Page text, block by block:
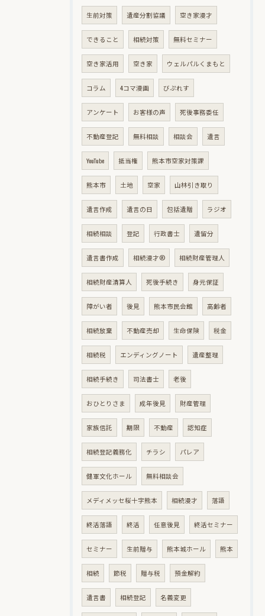
生前対策 遺産分割協議 空き家漫才
できること 相続対策 無料セミナー
空き家活用 空き家 ウェルパルくまもと
コラム 4コマ漫画 びぷれす
アンケート お客様の声 死後事務委任
不動産登記 無料相談 相談会 遺言
YouTube 抵当権 熊本市空家対策課
熊本市 土地 空家 山林引き取り
遺言作成 遺言の日 包括遺贈 ラジオ
相続相談 登記 行政書士 遺留分
遺言書作成 相続漫才® 相続財産管理人
相続財産清算人 死後手続き 身元保証
障がい者 後見 熊本市民会館 高齢者
相続放棄 不動産売却 生命保険 税金
相続税 エンディングノート 遺産整理
相続手続き 司法書士 老後
おひとりさま 成年後見 財産管理
家族信託 期限 不動産 認知症
相続登記義務化 チラシ パレア
健軍文化ホール 無料相談会
メディメッセ桜十字熊本 相続漫才 落語
終活落語 終活 任意後見 終活セミナー
セミナー 生前贈与 熊本城ホール 熊本
相続 節税 贈与税 預金解約
遺言書 相続登記 名義変更